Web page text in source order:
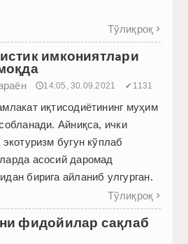
Тўлиқроқ 
имкониятлaри
🕔14:05, 30.09.2021 ✔1131
иқтисодиётининг муҳим
Айниқса, ички
бугун кўплаб
асосий даромад
бирига айланиб улгурган.
Тўлиқроқ 
фидойилар сақлаб